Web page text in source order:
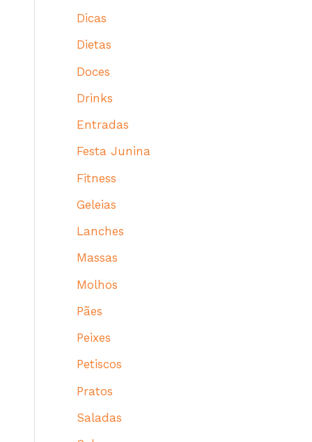
Dicas
Dietas
Doces
Drinks
Entradas
Festa Junina
Fitness
Geleias
Lanches
Massas
Molhos
Pães
Peixes
Petiscos
Pratos
Saladas